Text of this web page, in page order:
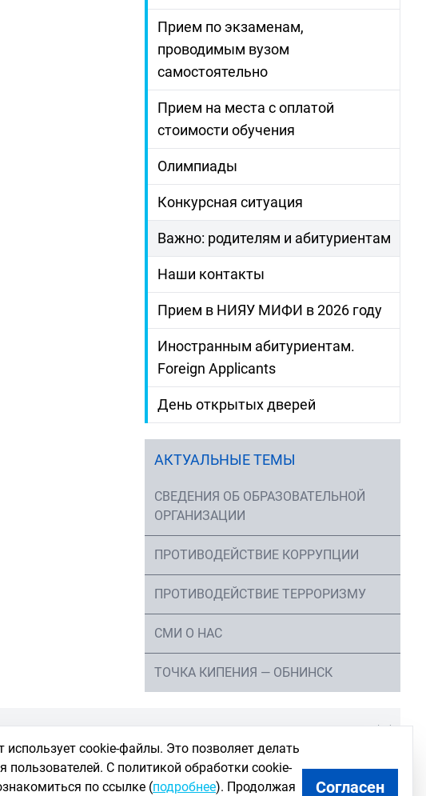
Прием по экзаменам,
проводимым вузом
самостоятельно
Прием на места с оплатой
стоимости обучения
Олимпиады
Конкурсная ситуация
Важно: родителям и абитуриентам
Наши контакты
Прием в НИЯУ МИФИ в 2026 году
Иностранным абитуриентам.
Foreign Applicants
День открытых дверей
АКТУАЛЬНЫЕ ТЕМЫ
СВЕДЕНИЯ ОБ ОБРАЗОВАТЕЛЬНОЙ
ОРГАНИЗАЦИИ
ПРОТИВОДЕЙСТВИЕ КОРРУПЦИИ
ПРОТИВОДЕЙСТВИЕ ТЕРРОРИЗМУ
СМИ О НАС
ТОЧКА КИПЕНИЯ — ОБНИНСК
Использование новостных материалов сайта
использует cookie-файлы. Это позволяет делать
пользователей. С политикой обработки cookie-
по ссылке (подробнее). Продолжая Согласен